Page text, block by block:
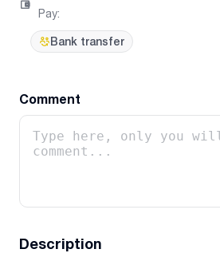
Pay:
Bank transfer
Comment
Description